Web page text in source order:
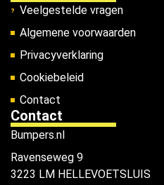
Veelgestelde vragen
Algemene voorwaarden
Privacyverklaring
Cookiebeleid
Contact
Contact
Bumpers.nl
Ravenseweg 9
3223 LM HELLEVOETSLUIS